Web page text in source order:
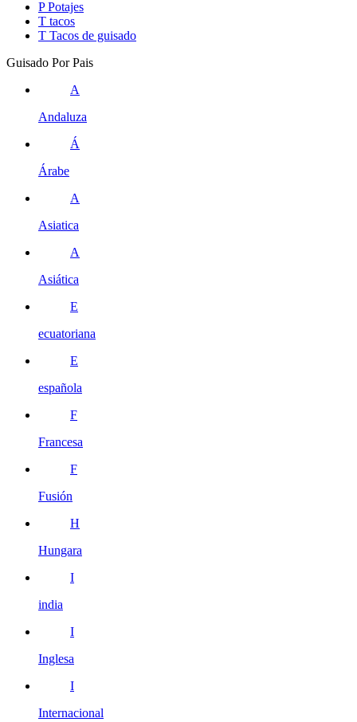
P Potajes
T tacos
T Tacos de guisado
Guisado Por Pais
A
Andaluza
Á
Árabe
A
Asiatica
A
Asiática
E
ecuatoriana
E
española
F
Francesa
F
Fusión
H
Hungara
I
india
I
Inglesa
I
Internacional